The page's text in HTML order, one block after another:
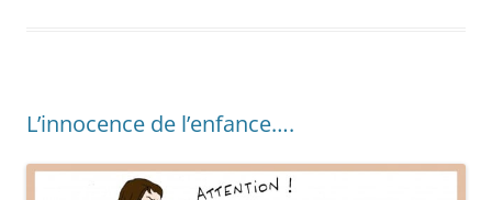
L’innocence de l’enfance….